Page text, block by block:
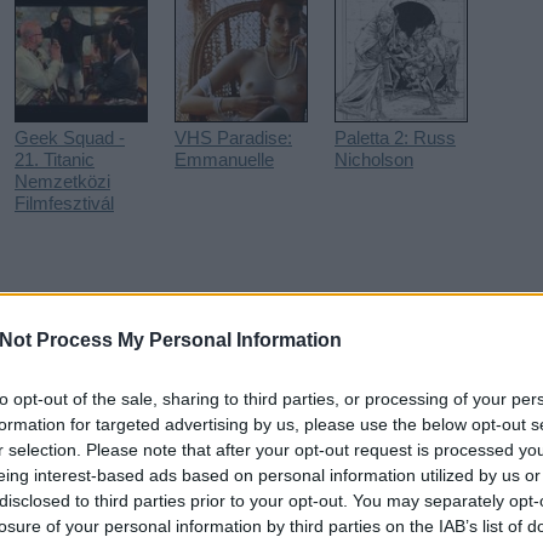
Process My Personal Information
opt-out of the sale, sharing to third parties, or processing of your
for targeted advertising by us, please use the below opt-out
selection. Please note that after your opt-out request is processed
interest-based ads based on personal information utilized by us
to third parties prior to your opt-out. You may separately
of your personal information by third parties on the IAB’s list of
Geek Squad -
21. Titanic
Nemzetközi
Filmfesztivál
VHS Paradise:
Emmanuelle
Paletta 2: Russ
Nicholson
értük aszolgáltatás technikaiüzemeltetője semmilyen felelősséget nem vállal, azokat nem ellenőrzi. Kifogás esetén
ami a Twilight volt a vámpírfilmeknek. "